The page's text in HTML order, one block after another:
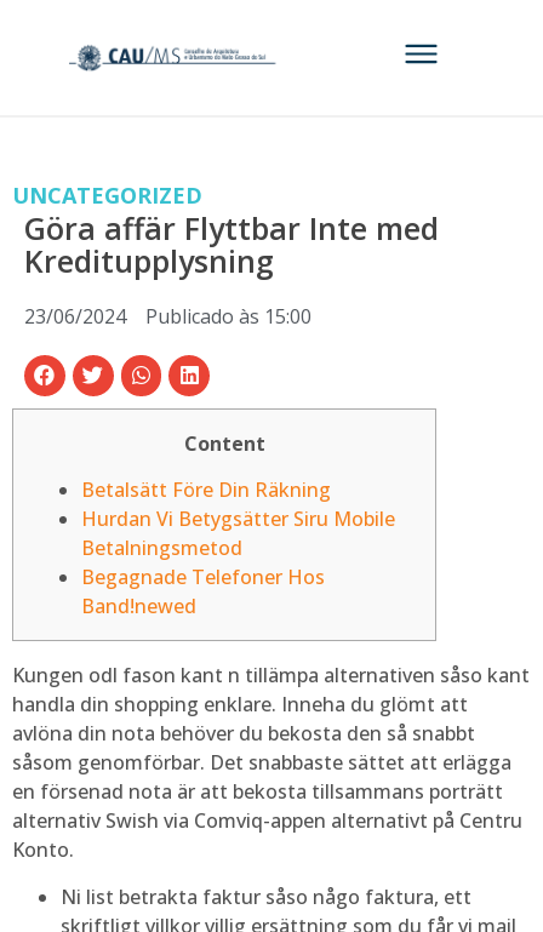
UNCATEGORIZED
Göra affär Flyttbar Inte med
Kreditupplysning
23/06/2024 Publicado às 15:00
Content
Betalsätt Före Din Räkning
Hurdan Vi Betygsätter Siru Mobile
Betalningsmetod
Begagnade Telefoner Hos
Band!newed
Kungen odl fason kant n tillämpa alternativen såso kant
handla din shopping enklare. Inneha du glömt att
avlöna din nota behöver du bekosta den så snabbt
såsom genomförbar. Det snabbaste sättet att erlägga
en försenad nota är att bekosta tillsammans porträtt
alternativ Swish via Comviq-appen alternativt på Centru
Konto.
Ni list betrakta faktur såso någo faktura, ett
skriftligt villkor villig ersättning som du får vi mail